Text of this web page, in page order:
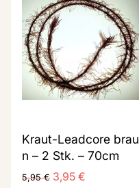
Kraut-Leadcore brau
n – 2 Stk. – 70cm
5,95€ 3,95 €